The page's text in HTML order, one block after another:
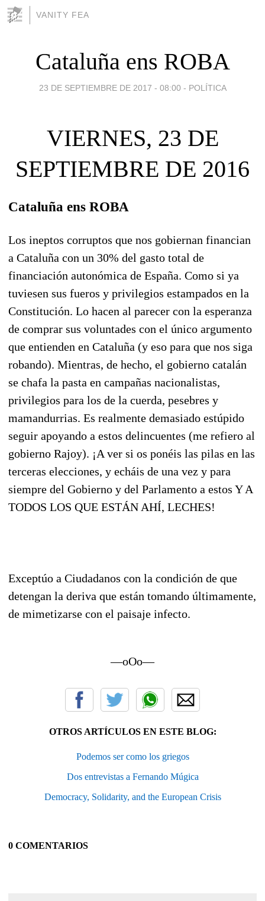
VANITY FEA
Cataluña ens ROBA
23 DE SEPTIEMBRE DE 2017 - 08:00 - POLÍTICA
VIERNES, 23 DE
SEPTIEMBRE DE 2016
Cataluña ens ROBA
Los ineptos corruptos que nos gobiernan financian
a Cataluña con un 30% del gasto total de
financiación autonómica de España. Como si ya
tuviesen sus fueros y privilegios estampados en la
Constitución. Lo hacen al parecer con la esperanza
de comprar sus voluntades con el único argumento
que entienden en Cataluña (y eso para que nos siga
robando). Mientras, de hecho, el gobierno catalán
se chafa la pasta en campañas nacionalistas,
privilegios para los de la cuerda, pesebres y
mamandurrias. Es realmente demasiado estúpido
seguir apoyando a estos delincuentes (me refiero al
gobierno Rajoy). ¡A ver si os ponéis las pilas en las
terceras elecciones, y echáis de una vez y para
siempre del Gobierno y del Parlamento a estos Y A
TODOS LOS QUE ESTÁN AHÍ, LECHES!
Exceptúo a Ciudadanos con la condición de que
detengan la deriva que están tomando últimamente,
de mimetizarse con el paisaje infecto.
—oOo—
OTROS ARTÍCULOS EN ESTE BLOG:
Podemos ser como los griegos
Dos entrevistas a Fernando Múgica
Democracy, Solidarity, and the European Crisis
0 COMENTARIOS